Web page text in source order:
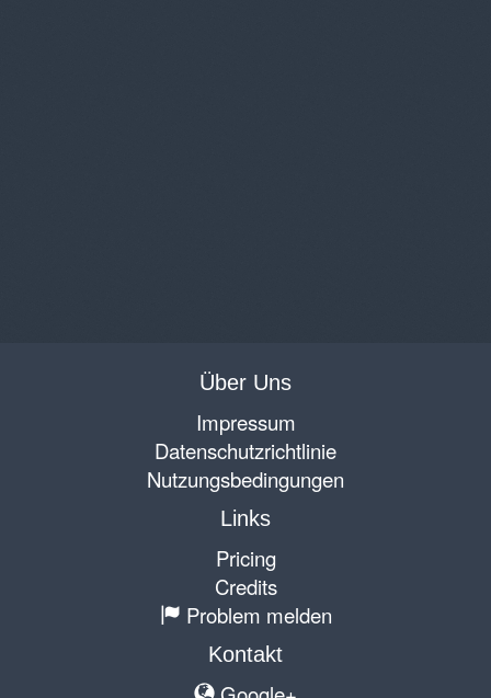
Über Uns
Impressum
Datenschutzrichtlinie
Nutzungsbedingungen
Links
Pricing
Credits
Problem melden
Kontakt